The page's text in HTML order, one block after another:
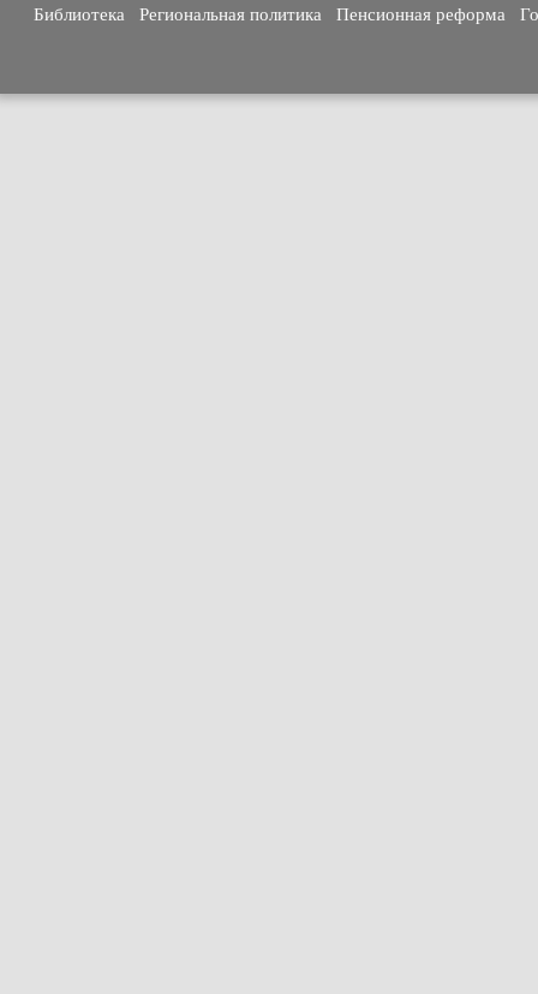
Библиотека Региональная политика Пенсионная реформа